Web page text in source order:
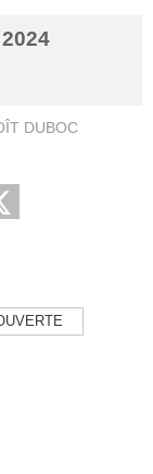
2024
DUBOC